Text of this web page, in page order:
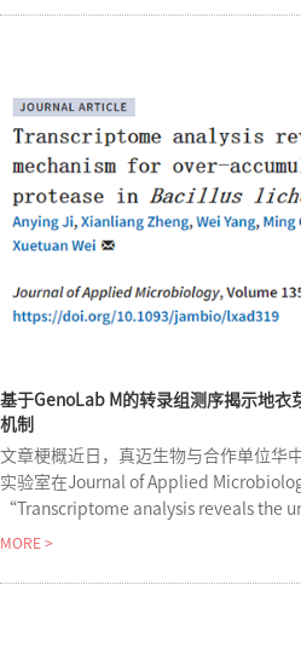
基于GenoLab M的转录组测序揭示地衣
机制
文章梗概近日，真迈生物与合作单位华
实验室在Journal of Applied
“Transcriptome analysis reveals the
MORE >